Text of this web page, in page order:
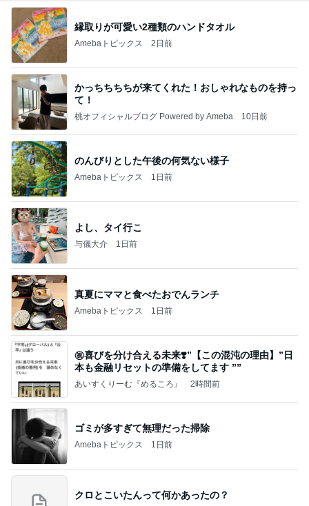
縁取りが可愛い2種類のハンドタオル
Amebaトピックス 2日前
かっちちちちが来てくれた！おしゃれなものを持っ
て！
桃オフィシャルブログ Powered by Ameba 10日前
のんびりとした午後の何気ない様子
Amebaトピックス 1日前
よし、タイ行こ
与儀大介 1日前
真夏にママと食べたおでんランチ
Amebaトピックス 1日前
㊗️喜びを分け合える未来❣️”【この混沌の理由】”⽇
本も⾦融リセットの準備をしてます ””
あいすくりーむ『めるころ』 2時間前
ゴミが多すぎて無理だった掃除
Amebaトピックス 1日前
クロとこいたんって何かあったの？